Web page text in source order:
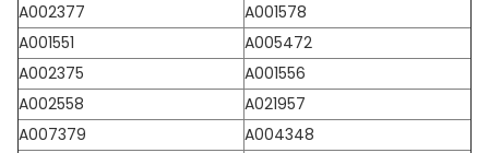
A002377
A001578
A001551
A005472
A002375
A001556
A002558
A021957
A007379
A004348